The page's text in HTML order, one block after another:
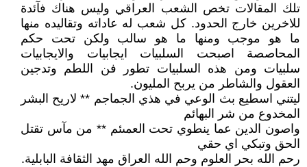
تلك المقالات تخص الشعب العراقي وليس هناك فآئدة
للاخرين خارج الحدود. كل شعب له عاداته وتقاليده منها
ما هو موجب ومنها ما هو سالب ولكن تحت حكم
المحاصصة اصبحت السلبيات ايجابيات والايجابيات
سلبيات ومن هذه السلبيات تطور فن اللطم وتدجين
العقول والشاطر من يربح المليون.
ليتني اسطيع بث الوعي في هذي الجماجم ** لاريح البشر
المخدوع من شر البهائم
واصون الدين عما ينطوي تحت العمىئم ** من مآس تقتل
الحق وتبكي اي حقي
رحم الله بحر العلوم وحم الله العراق مهد الثقافة البابلية.